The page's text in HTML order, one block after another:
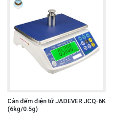
Cân đếm điện tử JADEVER JCQ-6K
(6kg/0.5g)